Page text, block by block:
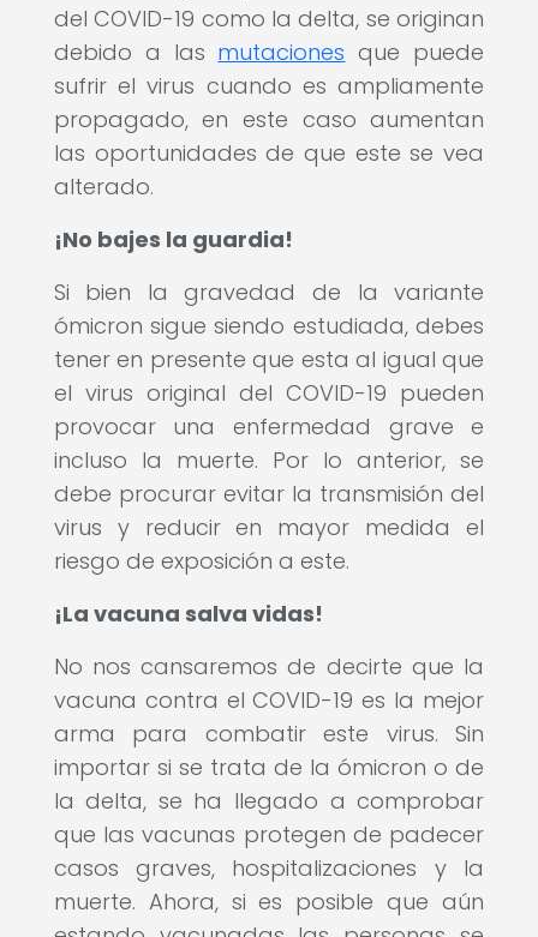
del COVID-19 como la delta, se originan
debido a las mutaciones que puede
sufrir el virus cuando es ampliamente
propagado, en este caso aumentan
las oportunidades de que este se vea
alterado.
¡No bajes la guardia!
Si bien la gravedad de la variante
ómicron sigue siendo estudiada, debes
tener en presente que esta al igual que
el virus original del COVID-19 pueden
provocar una enfermedad grave e
incluso la muerte. Por lo anterior, se
debe procurar evitar la transmisión del
virus y reducir en mayor medida el
riesgo de exposición a este.
¡La vacuna salva vidas!
No nos cansaremos de decirte que la
vacuna contra el COVID-19 es la mejor
arma para combatir este virus. Sin
importar si se trata de la ómicron o de
la delta, se ha llegado a comprobar
que las vacunas protegen de padecer
casos graves, hospitalizaciones y la
muerte. Ahora, si es posible que aún